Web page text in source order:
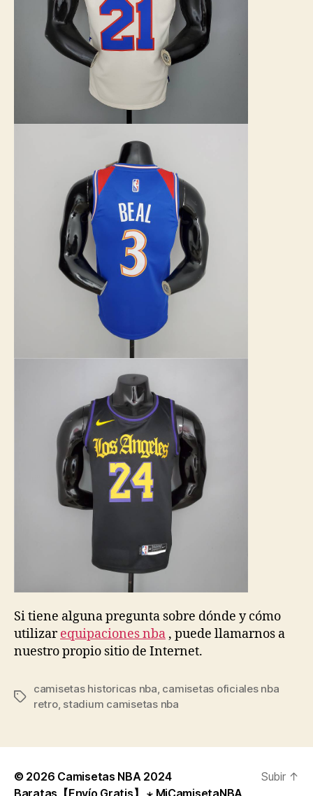
Si tiene alguna pregunta sobre dónde y cómo
utilizarequipaciones nba , puede llamarnos a
nuestro propio sitio de Internet.
Etiquetas
camisetas historicas nba, camisetas oficiales nba
retro, stadium camisetas nba
© 2026 Camisetas NBA 2024
Subir ↑